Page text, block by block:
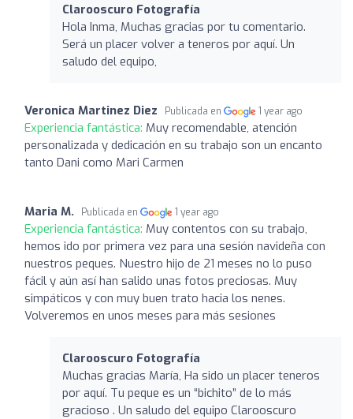
Clarooscuro Fotografía
Hola Inma, Muchas gracias por tu comentario.
Será un placer volver a teneros por aquí. Un
saludo del equipo,
Veronica Martinez Diez Publicada en 1 year ago
Experiencia fantástica: Muy recomendable, atención
personalizada y dedicación en su trabajo son un encanto
tanto Dani como Mari Carmen
Maria M. Publicada en 1 year ago
Experiencia fantástica: Muy contentos con su trabajo,
hemos ido por primera vez para una sesión navideña con
nuestros peques. Nuestro hijo de 21 meses no lo puso
fácil y aún así han salido unas fotos preciosas. Muy
simpáticos y con muy buen trato hacia los nenes.
Volveremos en unos meses para más sesiones
Clarooscuro Fotografía
Muchas gracias María, Ha sido un placer teneros
por aquí. Tu peque es un “bichito” de lo más
gracioso . Un saludo del equipo Clarooscuro